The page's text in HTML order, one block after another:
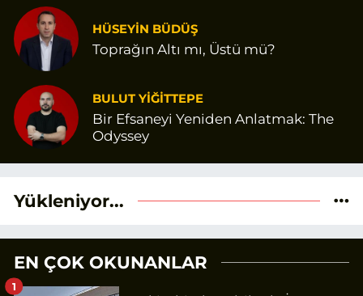
HÜSEYİN BÜDÜŞ
Toprağın Altı mı, Üstü mü?
BULUT YİĞİTTEPE
Bir Efsaneyi Yeniden Anlatmak: The
Odyssey
Yükleniyor...
EN ÇOK OKUNANLAR
1